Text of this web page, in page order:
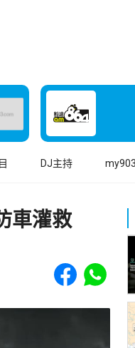
DJ主持
車灌救
Share toShare to